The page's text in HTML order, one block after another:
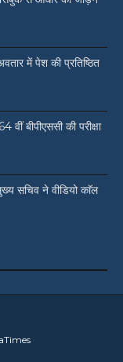
में पेश की प्रतिष्ठित
बीपीएससी की परीक्षा
सचिव ने वीडियो काॅल